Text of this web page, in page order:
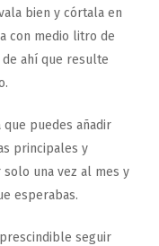
bien y córtala en
con medio litro de
de ahí que resulte
que puedes añadir
principales y
una vez al mes y
esperabas.
seguir